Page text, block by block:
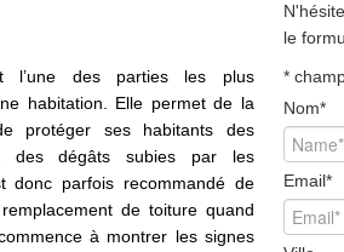
l’une des parties les plus
habitation. Elle permet de la
protéger ses habitants des
des dégâts subies par les
donc parfois recommandé de
remplacement de toiture quand
à montrer les signes
le
*
Nom*
Email*